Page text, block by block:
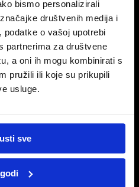
bismo personalizirali
društvenih medija i
o vašoj upotrebi
partnerima za društvene
a oni ih mogu kombinirati s
pružili ili koje su prikupili
usluge.
sve
AKCIJA – SET
zaštitili motor od kvara